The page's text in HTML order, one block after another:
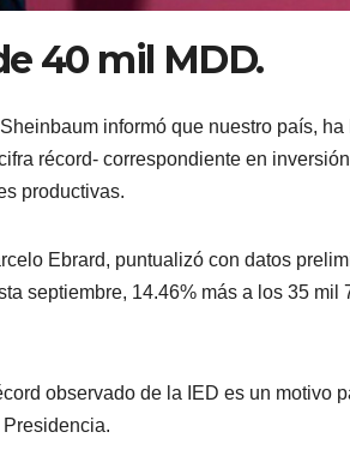
40 mil MDD.
informó que nuestro país,
récord- correspondiente en
productivas.
Ebrard, puntualizó con datos
septiembre, 14.46% más a los 35
observado de la IED es un motivo
Presidencia.